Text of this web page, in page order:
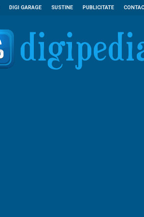
DIGI GARAGE SUSTINE PUBLICITATE